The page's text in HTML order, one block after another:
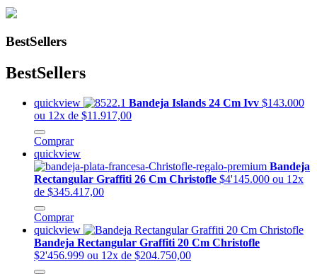
BestSellers
BestSellers
quickview Bandeja Islands 24 Cm Ivv $143.000
ou 12x de $11.917,00
Comprar
quickview
Bandeja
Rectangular Graffiti 26 Cm Christofle $4'145.000 ou 12x
de $345.417,00
Comprar
quickview
Bandeja Rectangular Graffiti 20 Cm Christofle
$2'456.999 ou 12x de $204.750,00